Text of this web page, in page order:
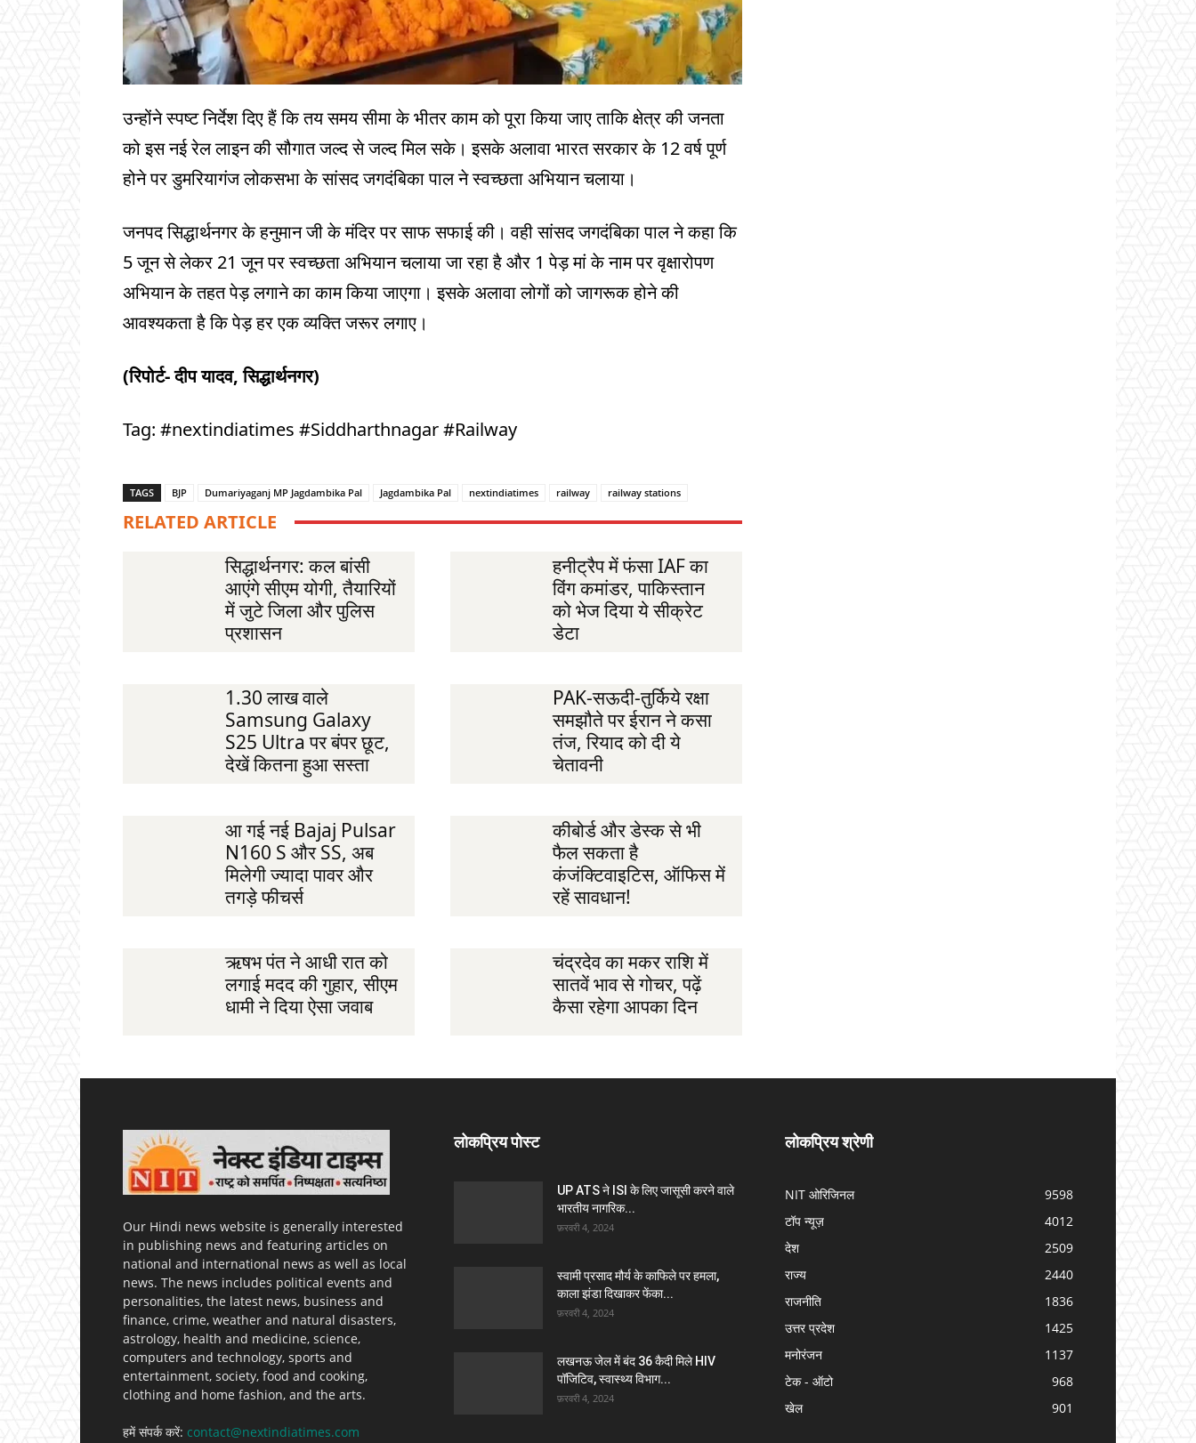
उन्होंने स्पष्ट निर्देश दिए हैं कि तय समय सीमा के भीतर काम को पूरा किया जाए ताकि क्षेत्र की जनता
को इस नई रेल लाइन की सौगात जल्द से जल्द मिल सके। इसके अलावा भारत सरकार के 12 वर्ष पूर्ण
होने पर डुमरियागंज लोकसभा के सांसद जगदंबिका पाल ने स्वच्छता अभियान चलाया।
जनपद सिद्धार्थनगर के हनुमान जी के मंदिर पर साफ सफाई की। वही सांसद जगदंबिका पाल ने कहा कि
5 जून से लेकर 21 जून पर स्वच्छता अभियान चलाया जा रहा है और 1 पेड़ मां के नाम पर वृक्षारोपण
अभियान के तहत पेड़ लगाने का काम किया जाएगा। इसके अलावा लोगों को जागरूक होने की
आवश्यकता है कि पेड़ हर एक व्यक्ति जरूर लगाए।
(रिपोर्ट- दीप यादव, सिद्धार्थनगर)
Tag: #nextindiatimes #Siddharthnagar #Railway
TAGS BJP Dumariyaganj MP Jagdambika Pal Jagdambika Pal nextindiatimes railway railway stations
RELATED ARTICLE
सिद्धार्थनगर: कल बांसी
आएंगे सीएम योगी, तैयारियों
में जुटे जिला और पुलिस
प्रशासन
हनीट्रैप में फंसा IAF का
विंग कमांडर, पाकिस्तान
को भेज दिया ये सीक्रेट
डेटा
1.30 लाख वाले
Samsung Galaxy
S25 Ultra पर बंपर छूट,
देखें कितना हुआ सस्ता
PAK-सऊदी-तुर्किये रक्षा
समझौते पर ईरान ने कसा
तंज, रियाद को दी ये
चेतावनी
आ गई नई Bajaj Pulsar
N160 S और SS, अब
मिलेगी ज्यादा पावर और
तगड़े फीचर्स
कीबोर्ड और डेस्क से भी
फैल सकता है
कंजंक्टिवाइटिस, ऑफिस में
रहें सावधान!
ऋषभ पंत ने आधी रात को
लगाई मदद की गुहार, सीएम
धामी ने दिया ऐसा जवाब
चंद्रदेव का मकर राशि में
सातवें भाव से गोचर, पढ़ें
कैसा रहेगा आपका दिन
Our Hindi news website is generally interested
in publishing news and featuring articles on
national and international news as well as local
news. The news includes political events and
personalities, the latest news, business and
finance, crime, weather and natural disasters,
astrology, health and medicine, science,
computers and technology, sports and
entertainment, society, food and cooking,
clothing and home fashion, and the arts.
हमें संपर्क करें: contact@nextindiatimes.com
लोकप्रिय पोस्ट
UP ATS ने ISI के लिए जासूसी करने वाले
भारतीय नागरिक...
फ़रवरी 4, 2024
स्वामी प्रसाद मौर्य के काफिले पर हमला,
काला झंडा दिखाकर फेंका...
फ़रवरी 4, 2024
लखनऊ जेल में बंद 36 कैदी मिले HIV
पॉजिटिव, स्वास्थ्य विभाग...
फ़रवरी 4, 2024
लोकप्रिय श्रेणी
NIT ओरिजिनल
9598
टॉप न्यूज़
4012
देश
2509
राज्य
2440
राजनीति
1836
उत्तर प्रदेश
1425
मनोरंजन
1137
टेक - ऑटो
968
खेल
901